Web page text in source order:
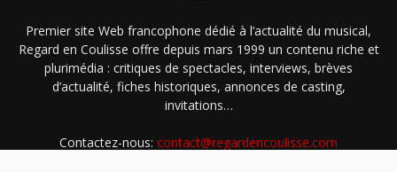
Premier site Web francophone dédié à l’actualité du musical,
Regard en Coulisse offre depuis mars 1999 un contenu riche et
plurimédia : critiques de spectacles, interviews, brèves
d’actualité, fiches historiques, annonces de casting,
invitations…
Contactez-nous: contact@regardencoulisse.com